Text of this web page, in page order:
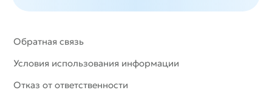
Обратная связь
Условия использования информации
Отказ от ответственности